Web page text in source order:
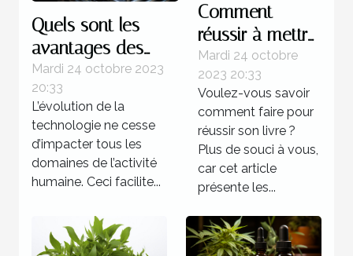
Quels sont les
avantages des
systèmes
d’automatisations ?
Mardi 24 octobre 2023
20:33
L’évolution de la
technologie ne cesse
d’impacter tous les
domaines de l’activité
humaine. Ceci facilite...
Comment
réussir à mettre
au point un
livre ?
Mardi 24 octobre
2023 20:33
Voulez-vous savoir
comment faire pour
réussir son livre ?
Plus de souci à vous,
car cet article
présente les...